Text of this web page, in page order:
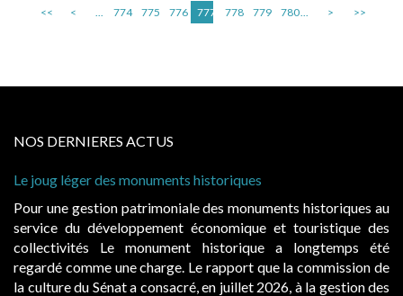
<< < ... 774 775 776 777 778 779 780... > >>
NOS DERNIERES ACTUS
monuments historiques
patrimoniale des monuments historiques au
économique et touristique des
monument historique a longtemps été
une charge. Le rapport que la commission de
a consacré, en juillet 2026, à la gestion des
Evocatrices des
également un
public, elles
d’occupation.